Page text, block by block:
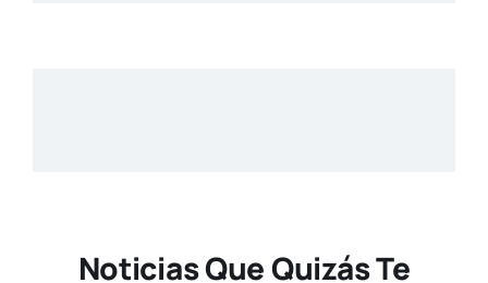
Noticias Que Quizás Te